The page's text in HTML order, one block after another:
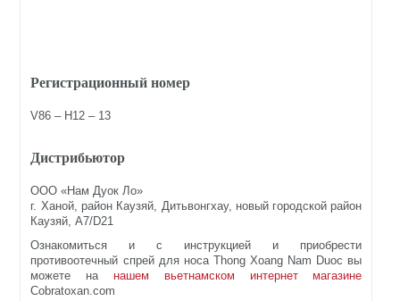
Регистрационный номер
V86 – H12 – 13
Дистрибьютор
ООО «Нам Дуок Ло»
г. Ханой, район Каузяй, Дитьвонгхау, новый городской район
Каузяй, A7/D21
Ознакомиться и с инструкцией и приобрести
противоотечный спрей для носа Thong Xoang Nam Duoc вы
можете на нашем вьетнамском интернет магазине
Cobratoxan.com